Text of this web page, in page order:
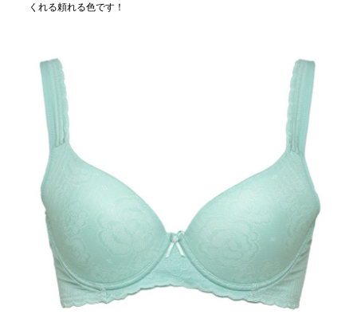
くれる頼れる色です！